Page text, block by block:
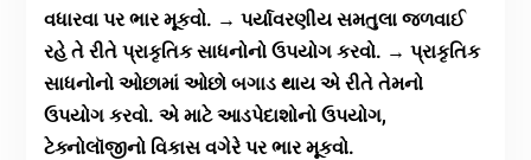
વધારવા પર ભાર મૂકવો. → પર્યાવરણીય સમતુલા જળવાઈ
રહે તે રીતે પ્રાકૃતિક સાધનોનો ઉપયોગ કરવો. → પ્રાકૃતિક
સાધનોનો ઓછામાં ઓછો બગાડ થાય એ રીતે તેમનો
ઉપયોગ કરવો. એ માટે આડપેદાશોનો ઉપયોગ,
ટેક્નોલૉજીનો વિકાસ વગેરે પર ભાર મૂકવો.